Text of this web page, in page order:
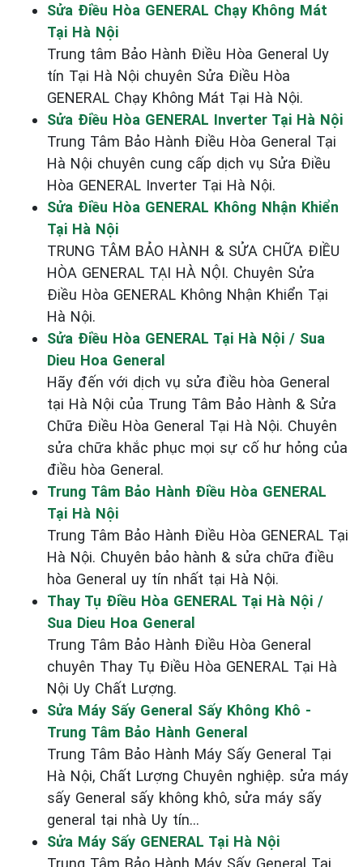
Sửa Điều Hòa GENERAL Chạy Không Mát
Tại Hà Nội
Trung tâm Bảo Hành Điều Hòa General Uy
tín Tại Hà Nội chuyên Sửa Điều Hòa
GENERAL Chạy Không Mát Tại Hà Nội.
Sửa Điều Hòa GENERAL Inverter Tại Hà Nội
Trung Tâm Bảo Hành Điều Hòa General Tại
Hà Nội chuyên cung cấp dịch vụ Sửa Điều
Hòa GENERAL Inverter Tại Hà Nội.
Sửa Điều Hòa GENERAL Không Nhận Khiển
Tại Hà Nội
TRUNG TÂM BẢO HÀNH & SỬA CHỮA ĐIỀU
HÒA GENERAL TẠI HÀ NỘI. Chuyên Sửa
Điều Hòa GENERAL Không Nhận Khiển Tại
Hà Nội.
Sửa Điều Hòa GENERAL Tại Hà Nội / Sua
Dieu Hoa General
Hãy đến với dịch vụ sửa điều hòa General
tại Hà Nội của Trung Tâm Bảo Hành & Sửa
Chữa Điều Hòa General Tại Hà Nội. Chuyên
sửa chữa khắc phục mọi sự cố hư hỏng của
điều hòa General.
Trung Tâm Bảo Hành Điều Hòa GENERAL
Tại Hà Nội
Trung Tâm Bảo Hành Điều Hòa GENERAL Tại
Hà Nội. Chuyên bảo hành & sửa chữa điều
hòa General uy tín nhất tại Hà Nội.
Thay Tụ Điều Hòa GENERAL Tại Hà Nội /
Sua Dieu Hoa General
Trung Tâm Bảo Hành Điều Hòa General
chuyên Thay Tụ Điều Hòa GENERAL Tại Hà
Nội Uy Chất Lượng.
Sửa Máy Sấy General Sấy Không Khô -
Trung Tâm Bảo Hành General
Trung Tâm Bảo Hành Máy Sấy General Tại
Hà Nội, Chất Lượng Chuyên nghiệp. sửa máy
sấy General sấy không khô, sửa máy sấy
general tại nhà Uy tín...
Sửa Máy Sấy GENERAL Tại Hà Nội